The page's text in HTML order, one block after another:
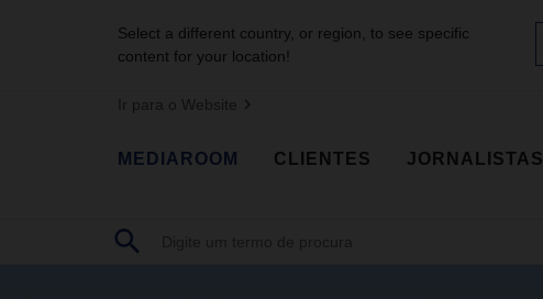
Select a different country, or region, to see specific
content for your location!
Ir para o Website
MEDIAROOM CLIENTES JORNALISTAS